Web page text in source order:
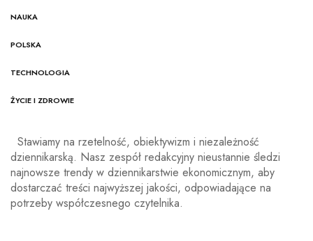
NAUKA
POLSKA
TECHNOLOGIA
ŻYCIE I ZDROWIE
Stawiamy na rzetelność, obiektywizm i niezależność
dziennikarską. Nasz zespół redakcyjny nieustannie śledzi
najnowsze trendy w dziennikarstwie ekonomicznym, aby
dostarczać treści najwyższej jakości, odpowiadające na
potrzeby współczesnego czytelnika.